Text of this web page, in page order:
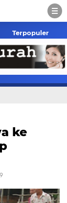
Terpopuler
ke